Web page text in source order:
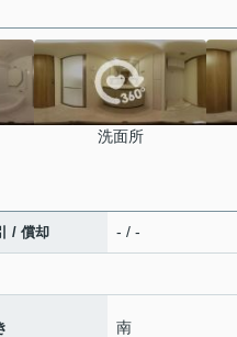
洗面所
/ 償却 - / -
南